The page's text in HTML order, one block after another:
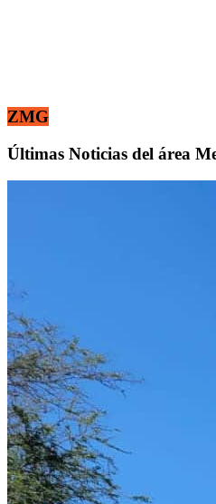
ZMG
Últimas Noticias del área